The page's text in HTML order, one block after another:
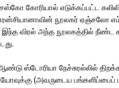
கோரியால் எடுக்கப்பட்ட
நூலகர் ஏஞ்சலோ
இந்த விரல் அந்த நூலகத்தில் நீண்ட
ஸ்டோரியா நேச்சுரல்லில்
(அவருடைய பங்களிப்பைப்